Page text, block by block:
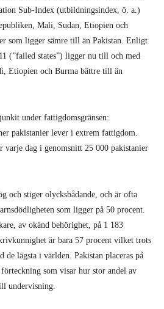
Sub-Index (utbildningsindex, ö. a.)
Mali, Sudan, Etiopien och
som ligger sämre till än Pakistan. Enligt
(”failed states”) ligger nu till och med
Etiopien och Burma bättre till än
under fattigdomsgränsen:
pakistanier lever i extrem fattigdom.
varje dag i genomsnitt 25 000 pakistanier
och stiger olycksbådande, och är ofta
som ligger på 50 procent.
av okänd behörighet, på 1 183
är bara 57 procent vilket trots
lägsta i världen. Pakistan placeras på
som visar hur stor andel av
undervisning.